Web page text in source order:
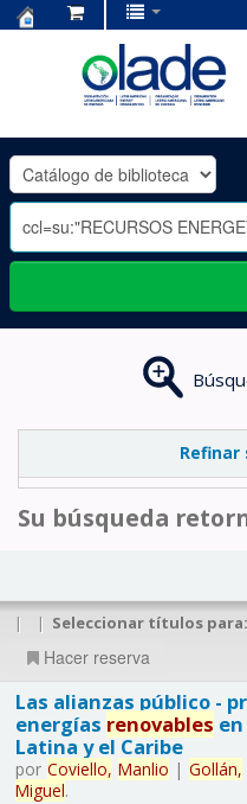
OLADE
-
Refinar
Su búsqueda
| | Seleccionar títulos para:
Hacer reserva
Las alianzas público -
energías renovables
Latina y el Caribe
por Coviello, Manlio | Gollán,
Miguel.